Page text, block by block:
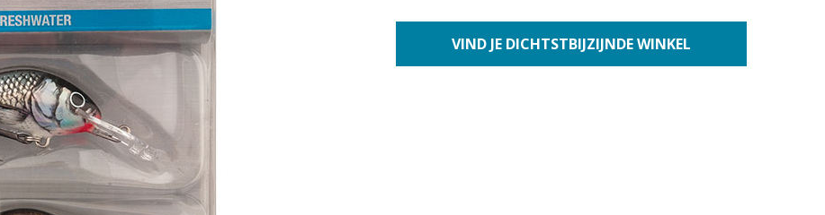
VIND JE DICHTSTBIJZIJNDE WINKEL